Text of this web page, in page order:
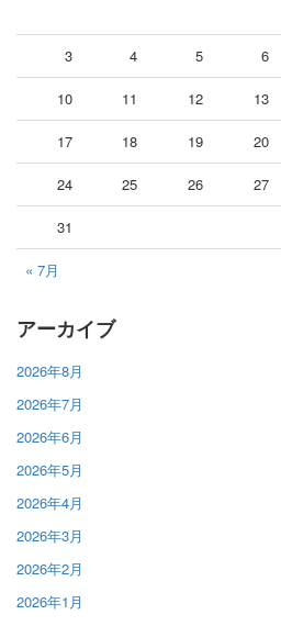
« 7月
3 4 5 6
10 11 12 13
17 18 19 20
24 25 26 27
31
アーカイブ
2026年8月
2026年7月
2026年6月
2026年5月
2026年4月
2026年3月
2026年2月
2026年1月